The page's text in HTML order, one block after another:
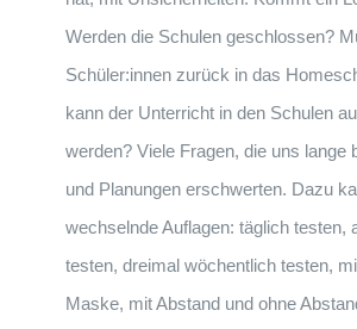
Werden die Schulen geschlossen?
Schüler:innen zurück in das
kann der Unterricht in den Schulen
werden? Viele Fragen, die uns lange
und Planungen erschwerten. Dazu
wechselnde Auflagen: täglich testen,
testen, dreimal wöchentlich testen,
Maske, mit Abstand und ohne